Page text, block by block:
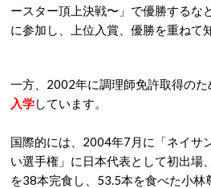
ースター頂上決戦〜」で優勝するな
に参加し、上位入賞、優勝を重ねて
一方、2002年に調理師免許取得のた
入学しています。
国際的には、2004年7月に「ネイサ
い選手権」に日本代表として初出場
を38本完食し、53.5本を食べた小林